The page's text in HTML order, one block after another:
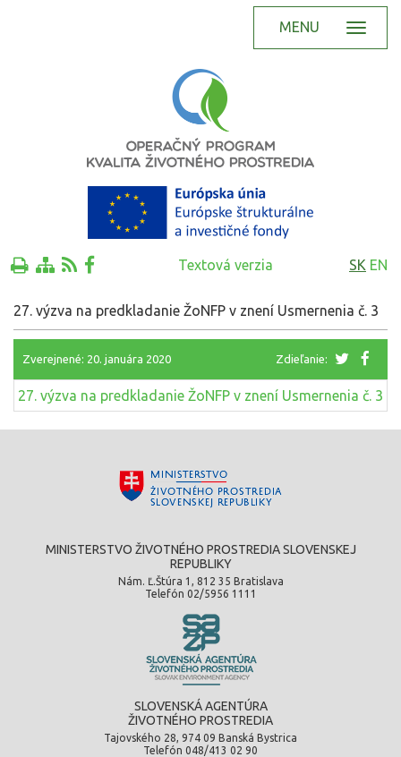
MENU
Textová verzia SK EN
27. výzva na predkladanie ŽoNFP v znení Usmernenia č. 3
Zverejnené: 20. januára 2020 Zdieľanie:
27. výzva na predkladanie ŽoNFP v znení Usmernenia č. 3
MINISTERSTVO ŽIVOTNÉHO PROSTREDIA SLOVENSKEJ
REPUBLIKY
Nám. Ľ.Štúra 1, 812 35 Bratislava
Telefón 02/5956 1111
SLOVENSKÁ AGENTÚRA
ŽIVOTNÉHO PROSTREDIA
Tajovského 28, 974 09 Banská Bystrica
Telefón 048/413 02 90